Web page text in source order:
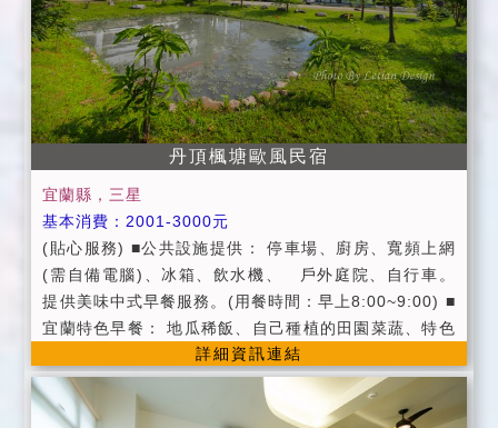
酒、聚賭、施放煙火、烤肉等影響他人之行為，不便之
處，敬請見諒。違反規定者，民宿業者有權拒絕當天住
宿，並收取當日房價的50%作為當日留房之損失。 (6)
為維護住宿安寧，故請每日清晨8點前及晚上10點後，
請停止一切喧嘩活動，請每位遊客保持輕聲細語。 ＊訪
客來訪時，請於會客大廳或庭院活動並於晚上10前結
束，以免影響其他房客，不便之處，敬請見諒。 (7)如有
任何住宿需求請務必於晚上10點前提出，逾時無法提供
服務，敬請見諒。 (8)個人貴重物品、請自行妥善保管、
如有遺失，恕不負責，敬請見諒。 (9)退房同時將鑰匙交
置予民宿主人，遺失鑰匙酌收工本費NT$800。 ＊訂房
前，請詳閱訂房須知，於預付訂金後，視為您已同意上
述之各項規定且訂房契約同時生效，所以民宿業者與訂
房的房客均需依訂房匯款須知各項規定行之。
丹頂楓塘歐風民宿
宜蘭縣，三星
基本消費：2001-3000元
(貼心服務) ■公共設施提供： 停車場、廚房、寬頻上網
(需自備電腦)、冰箱、飲水機、 戶外庭院、自行車。
提供美味中式早餐服務。(用餐時間：早上8:00~9:00) ■
宜蘭特色早餐： 地瓜稀飯、自己種植的田園菜蔬、特色
三星蔥蛋、特色宜蘭一串心豆腐、羅東名物雙園肉鬆...
等。 ■附設便利停車場地及烤肉場地。 ■提供羅東火車
站接送服務。(需事先來電告知) ■提供羅東後火車站之首
詳細資訊連結